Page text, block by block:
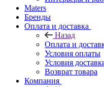
Maters
Бренды
Оплата и доставка
Назад
Оплата и
Условия оплаты
Условия
Возврат товара
Компания